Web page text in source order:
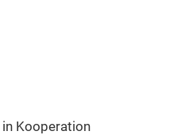
Kooperation